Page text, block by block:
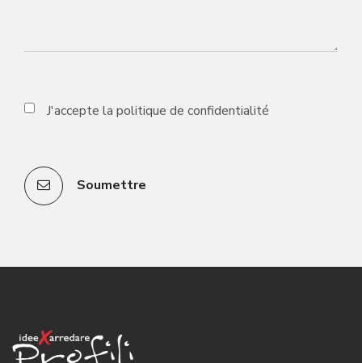
J'accepte la politique de confidentialité
Soumettre